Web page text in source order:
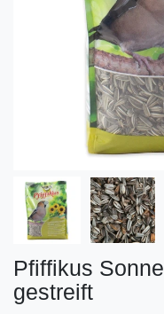
Pfiffikus
gestreift